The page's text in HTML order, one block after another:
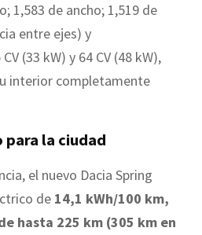
1,583 de ancho; 1,519 de
entre ejes) y
(33 kW) y 64 CV (48 kW),
interior completamente
para la ciudad
el nuevo Dacia Spring
de 14,1 kWh/100 km,
hasta 225 km (305 km en